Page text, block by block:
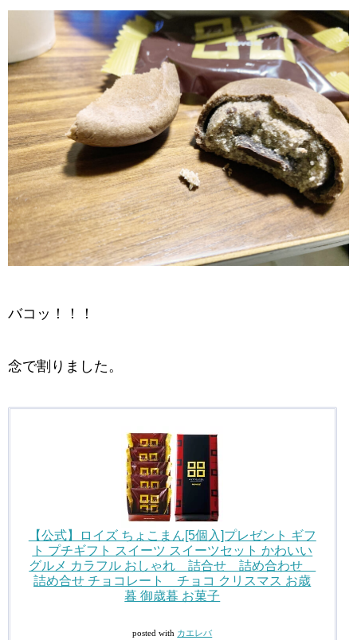
バコッ！！！
念で割りました。
【公式】ロイズ ちょこまん[5個入]プレゼント ギフ
ト プチギフト スイーツ スイーツセット かわいい
グルメ カラフル おしゃれ 詰合せ 詰め合わせ
詰め合せ チョコレート チョコ クリスマス お歳
暮 御歳暮 お菓子
posted with カエレバ